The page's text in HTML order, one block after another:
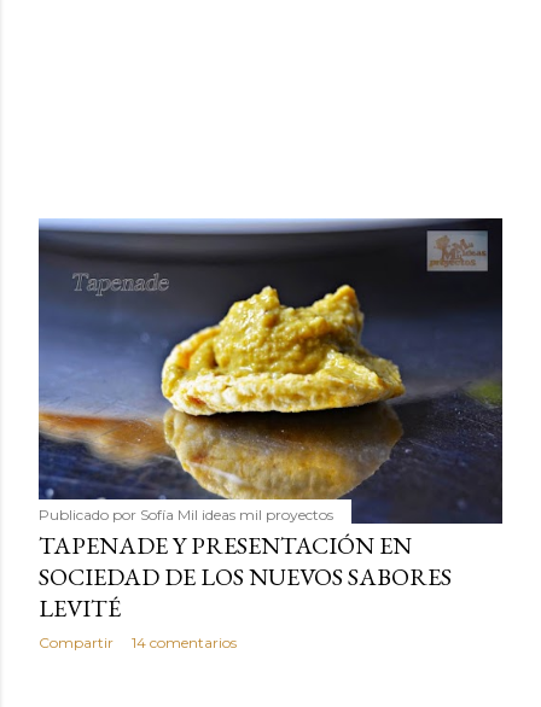
Publicado por Sofía Mil ideas mil proyectos
TAPENADE Y PRESENTACIÓN EN
SOCIEDAD DE LOS NUEVOS SABORES
LEVITÉ
Compartir 14 comentarios